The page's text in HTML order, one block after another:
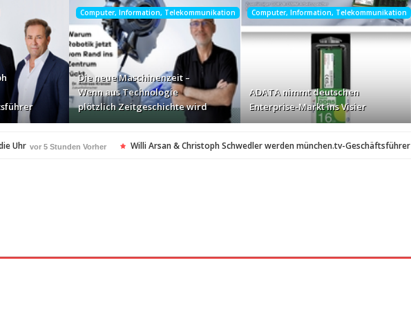
Computer, Information, Telekommunikation
Die neue Maschinenzeit –
Wenn aus Technologie
plötzlich Zeitgeschichte wird
Computer, Information, Telekommunikation
ADATA nimmt deutschen
Enterprise-Markt ins Visier
Uhr vor 5 Stunden Vorher Willi Arsan & Christoph Schwedler werden münchen.tv-Geschäftsführer
Batterie-Unabhängigkeit: Die Entstehung des Battery Valley in Québec
Virginia Beach
Angebot für Hotels